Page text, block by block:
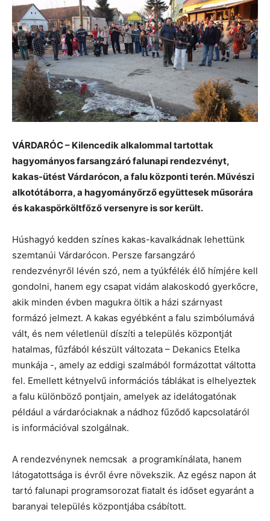
VÁRDARÓC – Kilencedik alkalommal tartottak
hagyományos farsangzáró falunapi rendezvényt,
kakas-ütést Várdarócon, a falu központi terén. Művészi
alkotótáborra, a hagyományőrző együttesek műsorára
és kakaspörköltfőző versenyre is sor került.
Húshagyó kedden színes kakas-kavalkádnak lehettünk
szemtanúi Várdarócon. Persze farsangzáró
rendezvényről lévén szó, nem a tyúkfélék élő hímjére kell
gondolni, hanem egy csapat vidám alakoskodó gyerkőcre,
akik minden évben magukra öltik a házi szárnyast
formázó jelmezt. A kakas egyébként a falu szimbólumává
vált, és nem véletlenül díszíti a település központját
hatalmas, fűzfából készült változata – Dekanics Etelka
munkája -, amely az eddigi szalmából formázottat váltotta
fel. Emellett kétnyelvű információs táblákat is elhelyeztek
a falu különböző pontjain, amelyek az idelátogatónak
például a várdaróciaknak a nádhoz fűződő kapcsolatáról
is információval szolgálnak.
A rendezvénynek nemcsak a programkínálata, hanem
látogatottsága is évről évre növekszik. Az egész napon át
tartó falunapi programsorozat fiatalt és időset egyaránt a
baranyai település központjába csábított.